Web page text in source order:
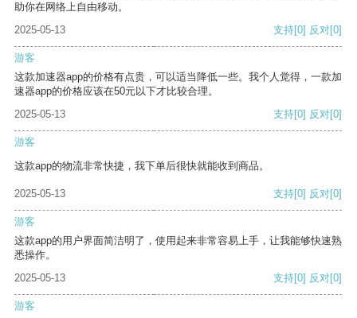
助你在网络上自由移动。
2025-05-13
支持[0] 反对[0]
游客
这款加速器app的价格有点贵，可以适当降低一些。我个人觉得，一款加
速器app的价格应该在50元以下才比较合理。
2025-05-13
支持[0] 反对[0]
游客
这款app的物流非常快捷，我下单后很快就能收到商品。
2025-05-13 支持[0] 反对[0]
游客
这款app的用户界面简洁明了，使用起来非常容易上手，让我能够快速熟
悉操作。
2025-05-13
支持[0] 反对[0]
游客